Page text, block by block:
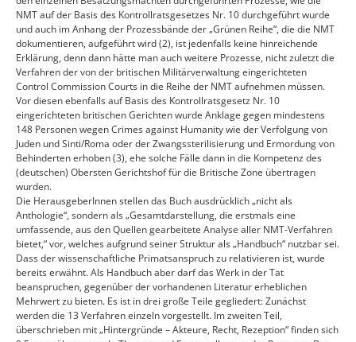
NMT auf der Basis des Kontrollratsgesetzes Nr. 10 durchgeführt wurde
und auch im Anhang der Prozessbände der „Grünen Reihe“, die die NMT
dokumentieren, aufgeführt wird (2), ist jedenfalls keine hinreichende
Erklärung, denn dann hätte man auch weitere Prozesse, nicht zuletzt die
Verfahren der von der britischen Militärverwaltung eingerichteten
Control Commission Courts in die Reihe der NMT aufnehmen müssen.
Vor diesen ebenfalls auf Basis des Kontrollratsgesetz Nr. 10
eingerichteten britischen Gerichten wurde Anklage gegen mindestens
148 Personen wegen Crimes against Humanity wie der Verfolgung von
Juden und Sinti/Roma oder der Zwangssterilisierung und Ermordung von
Behinderten erhoben (3), ehe solche Fälle dann in die Kompetenz des
(deutschen) Obersten Gerichtshof für die Britische Zone übertragen
wurden.
Die HerausgeberInnen stellen das Buch ausdrücklich „nicht als
Anthologie“, sondern als „Gesamtdarstellung, die erstmals eine
umfassende, aus den Quellen gearbeitete Analyse aller NMT-Verfahren
bietet,“ vor, welches aufgrund seiner Struktur als „Handbuch“ nutzbar sei.
Dass der wissenschaftliche Primatsanspruch zu relativieren ist, wurde
bereits erwähnt. Als Handbuch aber darf das Werk in der Tat
beanspruchen, gegenüber der vorhandenen Literatur erheblichen
Mehrwert zu bieten. Es ist in drei große Teile gegliedert: Zunächst
werden die 13 Verfahren einzeln vorgestellt. Im zweiten Teil,
überschrieben mit „Hintergründe – Akteure, Recht, Rezeption“ finden sich